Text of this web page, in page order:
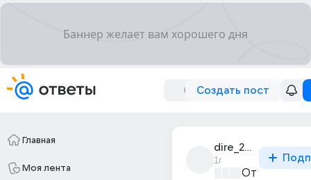
Создать пост
Главная
Моя лента
dire_2918
1г
Ответы Mail